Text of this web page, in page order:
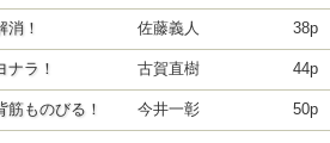
！ 佐藤義人 38p
ラ！ 古賀直樹 44p
ものびる！ 今井一彰 50p